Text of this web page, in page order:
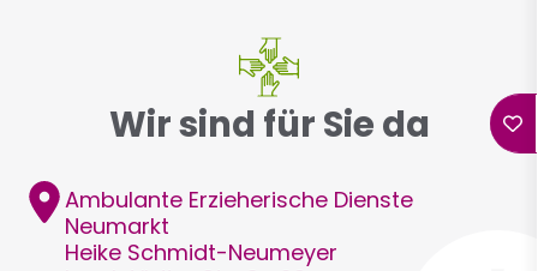
Wir sind für Sie da
Adresse
Ambulante Erzieherische Dienste
Neumarkt
Heike Schmidt-Neumeyer